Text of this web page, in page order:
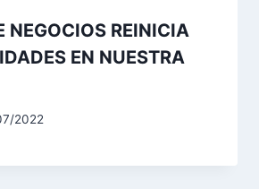
NEGOCIOS REINICIA
EN NUESTRA
2022